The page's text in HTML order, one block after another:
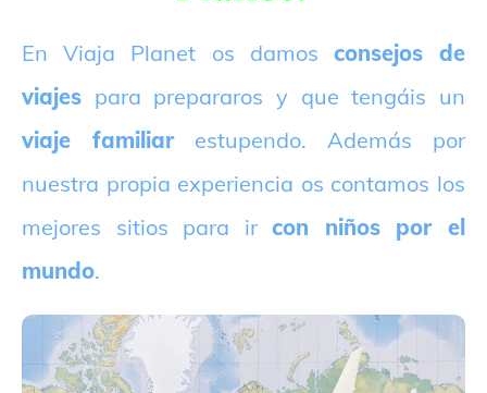
En Viaja Planet os damos consejos de
viajes para prepararos y que tengáis un
viaje familiarestupendo. Además por
nuestra propia experiencia os contamos los
mejores sitios para ircon niños por el
mundo.